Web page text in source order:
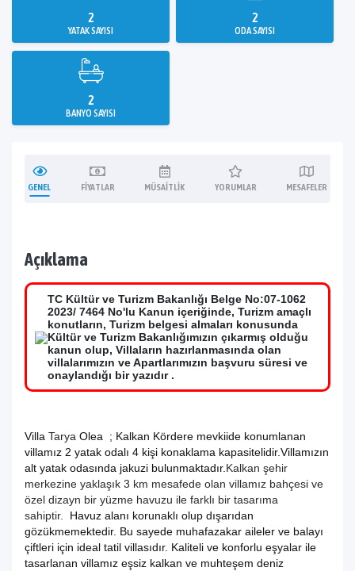
2
YATAK SAYISI
2
ODA SAYISI
2
BANYO SAYISI
GENEL FIYATLAR MÜSAITLIK YORUMLAR MESAFELER
Açıklama
TC Kültür ve Turizm Bakanlığı Belge No:07-1062
2023/ 7464 No'lu Kanun içeriğinde, Turizm amaçlı
konutların, Turizm belgesi almaları konusunda
Kültür ve Turizm Bakanlığımızın çıkarmış olduğu
kanun olup, Villaların hazırlanmasında olan
villalarımızın ve Apartlarımızın başvuru süresi ve
onaylandığı bir yazıdır .
Villa Tarya Olea ; Kalkan Kördere mevkiide konumlanan
villamız 2 yatak odalı 4 kişi konaklama kapasitelidir.Villamızın
alt yatak odasında jakuzi bulunmaktadır.Kalkan şehir
merkezine yaklaşık 3 km mesafede olan villamız bahçesi ve
özel dizayn bir yüzme havuzu ile farklı bir tasarıma
sahiptir.
Havuz alanı korunaklı olup dışarıdan
gözükmemektedir. Bu sayede muhafazakar aileler ve balayı
çiftleri için ideal tatil villasıdır. Kaliteli ve konforlu eşyalar ile
tasarlanan villamız eşsiz kalkan ve muhteşem deniz